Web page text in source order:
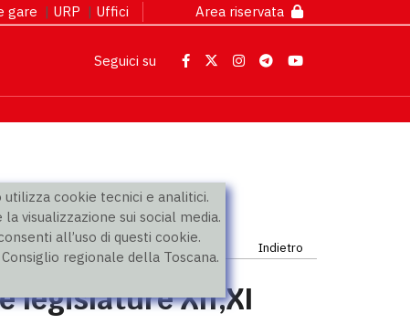
utilizza cookie tecnici e analitici.
visualizzazione sui social media.
all’uso di questi cookie.
regionale della Toscana.
gare | URP | Uffici Area riservata
Seguici su
Indietro
legislature XII,XI